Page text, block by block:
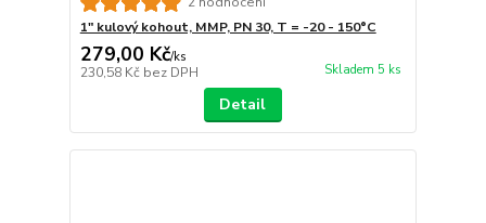
1" kulový kohout, MMP, PN 30, T = -20 - 150°C
279,00 Kč/ks
230,58 Kč bez DPH Skladem 5 ks
Detail